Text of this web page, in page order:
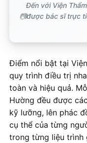
Đến với Viện
được bác sĩ trực
Điểm nổi bật tại
quy trình điều trị
toàn và hiệu quả.
Hường đều được
kỹ lưỡng, lên phác
cụ thể của từng
trong từng liệu trình